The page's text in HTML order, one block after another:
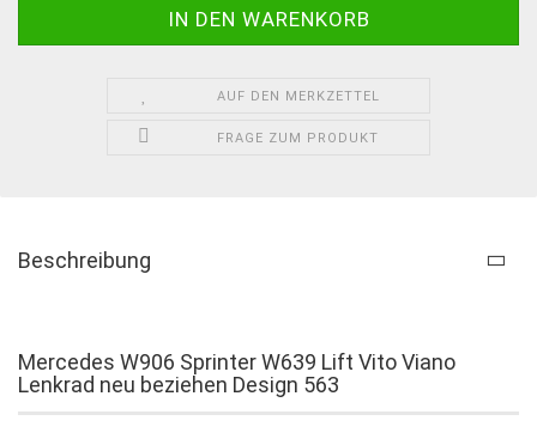
AUF DEN MERKZETTEL
FRAGE ZUM PRODUKT
Beschreibung
Mercedes W906 Sprinter W639 Lift Vito Viano
Lenkrad neu beziehen Design 563